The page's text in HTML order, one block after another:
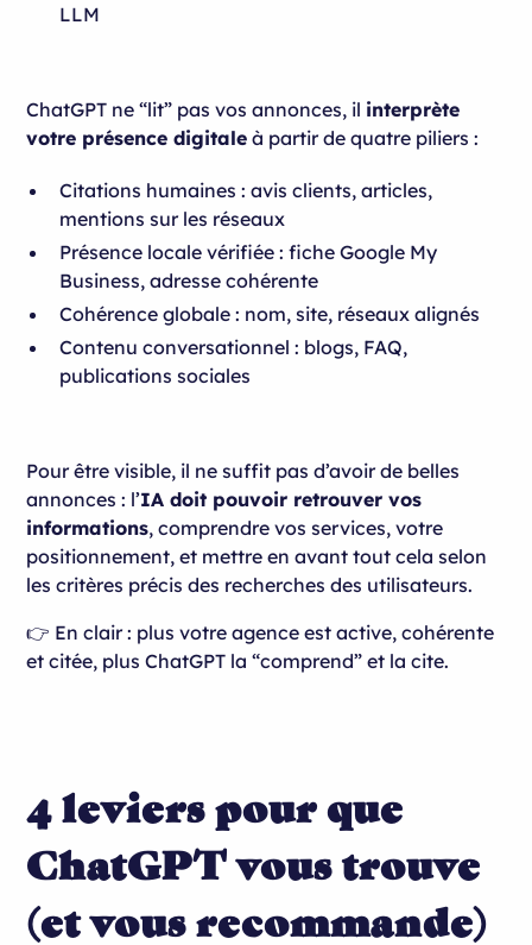
LLM
ChatGPT ne “lit” pas vos annonces, il interprète
votre présence digitale à partir de quatre piliers :
Citations humaines : avis clients, articles,
mentions sur les réseaux
Présence locale vérifiée : fiche Google My
Business, adresse cohérente
Cohérence globale : nom, site, réseaux alignés
Contenu conversationnel : blogs, FAQ,
publications sociales
Pour être visible, il ne suffit pas d’avoir de belles
annonces : l’IA doit pouvoir retrouver vos
informations, comprendre vos services, votre
positionnement, et mettre en avant tout cela selon
les critères précis des recherches des utilisateurs.
👉 En clair : plus votre agence est active, cohérente
et citée, plus ChatGPT la “comprend” et la cite.
4 leviers pour que
ChatGPT vous trouve
(et vous recommande)